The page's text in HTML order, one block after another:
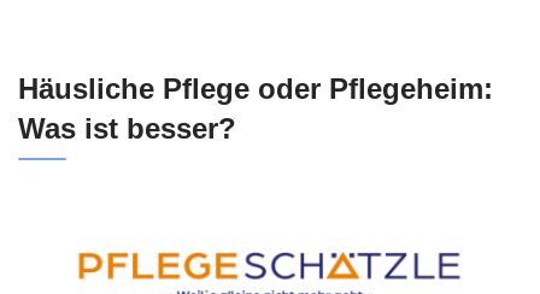
Häusliche Pflege oder Pflegeheim:
Was ist besser?